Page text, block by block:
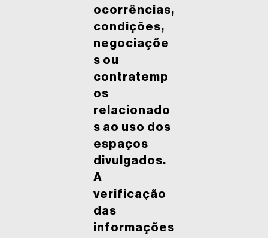
ocorrências,
condições,
negociaçõe
s ou
contratemp
os
relacionado
s ao uso dos
espaços
divulgados.
A
verificação
das
informações